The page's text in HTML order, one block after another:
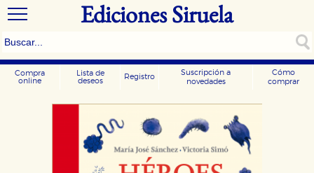
Ediciones Siruela
Compra
online
Lista de
deseos
Registro
Suscripción a
novedades
Cómo
comprar